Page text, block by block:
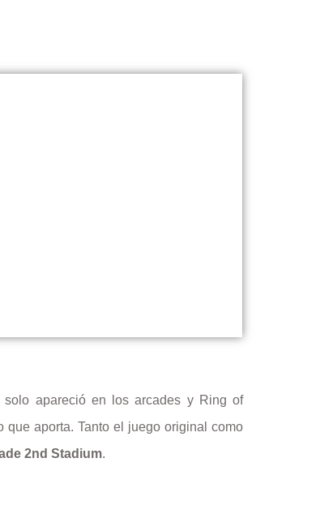
solo apareció en los arcades y Ring of
aporta. Tanto el juego original como
2nd Stadium.